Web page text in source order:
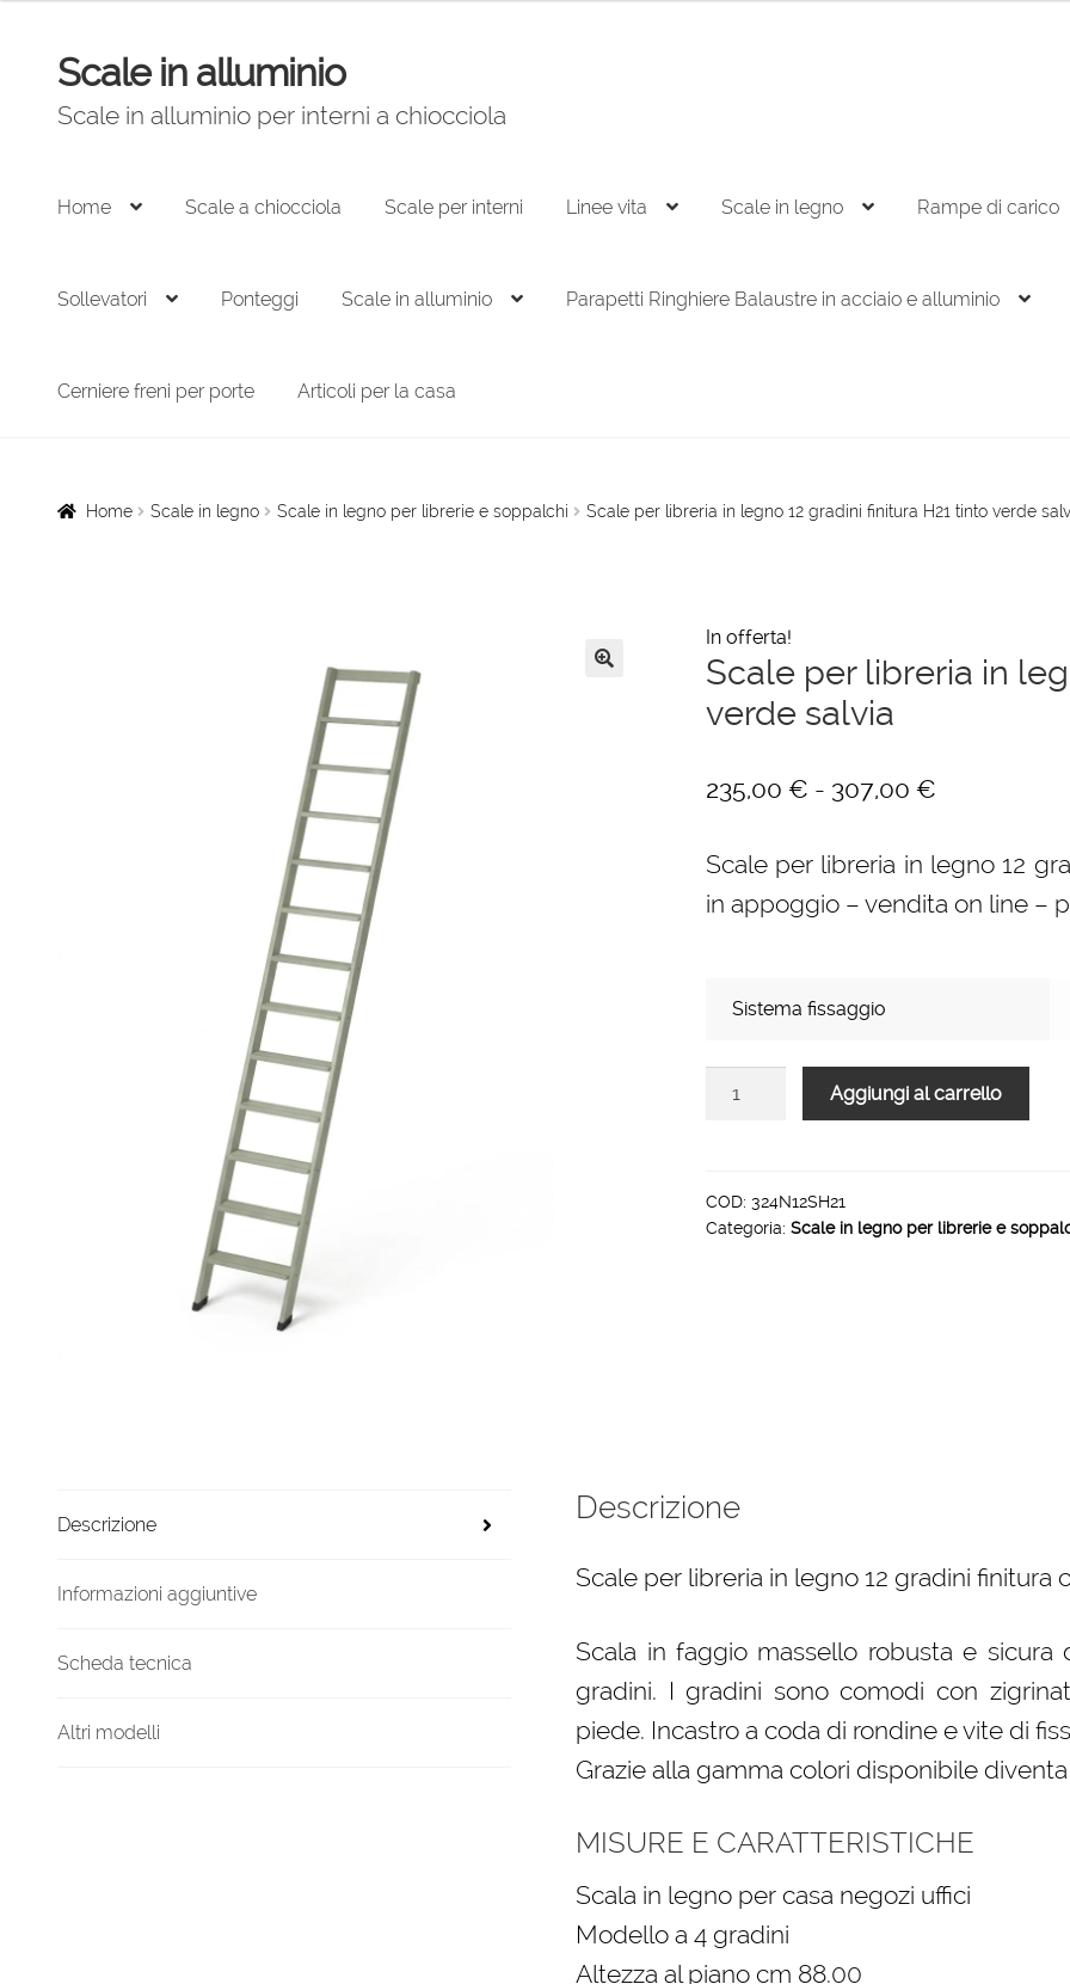
Vai
alla
navigazione
Vai
al
contenuto
Scale in alluminio
Scale in alluminio per interni a chiocciola
Home Scale a chiocciola Scale per interni Linee vita Scale in legno Rampe di carico
Sollevatori Ponteggi Scale in alluminio Parapetti Ringhiere Balaustre in acciaio e alluminio
Cerniere freni per porte Articoli per la casa
Home Scale in legno Scale in legno per librerie e soppalchi Scale per libreria in legno 12 gradini finitura H21 tinto verde
In offerta!
Scale per libreria in
verde salvia
235,00 € - 307,00 €Fascia
prezzo:
da
Scale per libreria in legno 12
in appoggio – vendita on line –
Sistema fissaggio
legno
12
Aggiungi al carrello
COD: 324N12SH21
Categoria: Scale in legno per librerie e
Descrizione
Informazioni aggiuntive
Scheda tecnica
Altri modelli
Descrizione
Scale per libreria in legno 12 gradini finitura
Scala in faggio massello robusta e
gradini. I gradini sono comodi con
piede. Incastro a coda di rondine e vite di
Grazie alla gamma colori disponibile
MISURE E CARATTERISTICHE
Scala in legno per casa negozi uffici
Modello a 4 gradini
Altezza al piano cm 88.00
235,00 €
307,00 €